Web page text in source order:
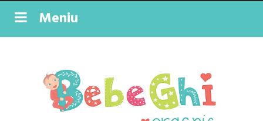
Meniu